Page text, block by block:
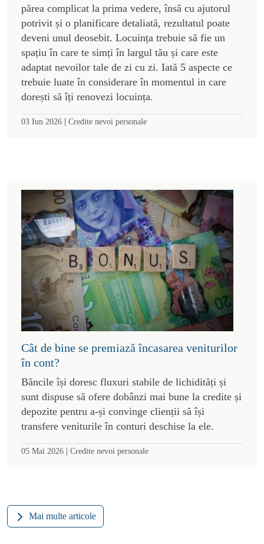
părea complicat la prima vedere, însă cu ajutorul
potrivit și o planificare detaliată, rezultatul poate
deveni unul deosebit. Locuința trebuie să fie un
spațiu în care te simți în largul tău și care este
adaptat nevoilor tale de zi cu zi. Iată 5 aspecte ce
trebuie luate în considerare în momentul in care
dorești să îți renovezi locuința.
03 Iun 2026 | Credite nevoi personale
Cât de bine se premiază încasarea veniturilor
în cont?
Băncile își doresc fluxuri stabile de lichidități și
sunt dispuse să ofere dobânzi mai bune la credite și
depozite pentru a-și convinge clienții să își
transfere veniturile în conturi deschise la ele.
05 Mai 2026 | Credite nevoi personale
Mai multe articole